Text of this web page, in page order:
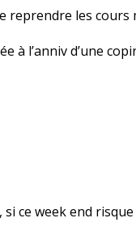
les cours
l’anniv d’une
ce week end